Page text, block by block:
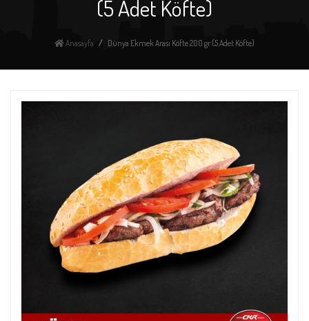
(5 Adet Köfte)
Anasayfa Dünya Ekmek Arası Köfte 200 gr (5 Adet Köfte)